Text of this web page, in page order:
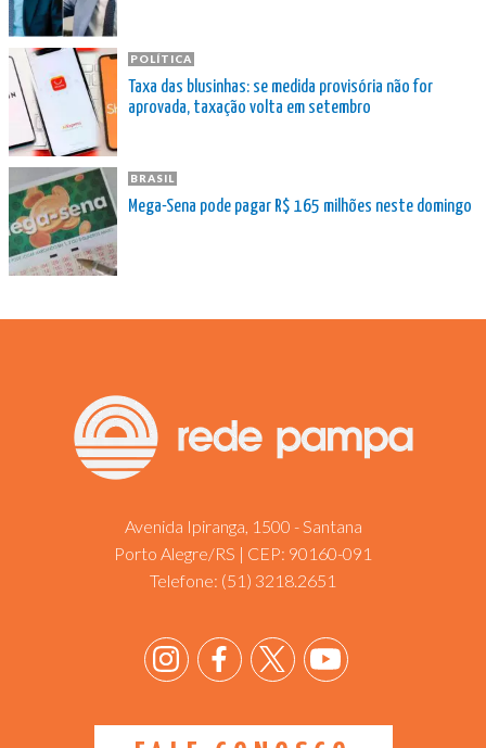
POLÍTICA
Taxa das blusinhas: se medida provisória não for
aprovada, taxação volta em setembro
BRASIL
Mega-Sena pode pagar R$ 165 milhões neste domingo
Avenida Ipiranga, 1500 - Santana
Porto Alegre/RS | CEP: 90160-091
Telefone: (51) 3218.2651